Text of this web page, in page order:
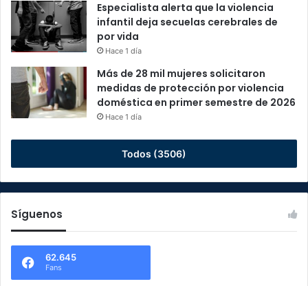
Especialista alerta que la violencia
infantil deja secuelas cerebrales de
por vida
Hace 1 día
Más de 28 mil mujeres solicitaron
medidas de protección por violencia
doméstica en primer semestre de 2026
Hace 1 día
Todos (3506)
Síguenos
62.645
Fans